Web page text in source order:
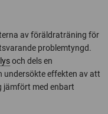
av föräldraträning för
problemtyngd.
och dels en
undersökte effekten av att
jämfört med enbart